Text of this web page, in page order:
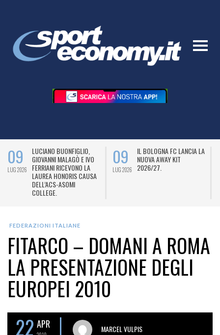
09
LUG 2026
LUCIANO BUONFIGLIO,
GIOVANNI MALAGÒ E IVO
FERRIANI RICEVONO LA
LAUREA HONORIS CAUSA
DELL’ACS-ASOMI
COLLEGE.
09
LUG 2026
IL BOLOGNA FC LANCIA LA
NUOVA AWAY KIT
2026/27.
FEDERAZIONI ITALIANE
FITARCO – DOMANI A ROMA
LA PRESENTAZIONE DEGLI
EUROPEI 2010
22 APR MARCEL VULPIS